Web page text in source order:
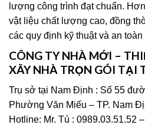
lượng công trình đạt chuẩn.
vật liệu chất lượng cao, đồng
các quy định kỹ thuật và an toàn
CÔNG TY NHÀ MỚI –
XÂY NHÀ TRỌN GÓI TẠI
Trụ sở tại Nam Định : Số 55
Phường Văn Miếu – TP. Nam
Hotline: Mr. Tú : 0989.03.51.52